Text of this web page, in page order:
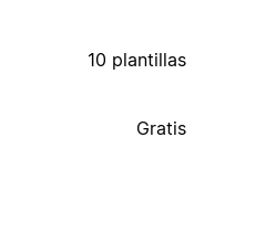
10 plantillas
Gratis